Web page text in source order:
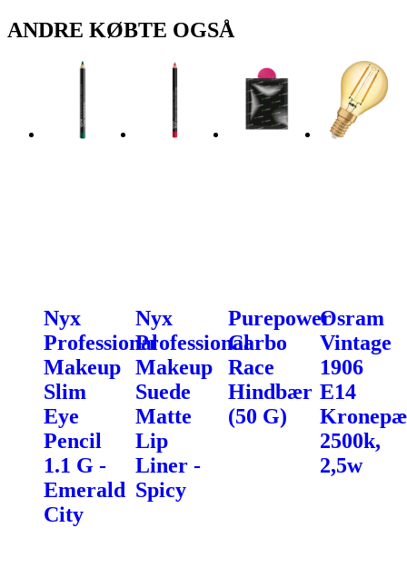
ANDRE KØBTE OGSÅ
Nyx
Professional
Makeup
Slim
Eye
Pencil
1.1 G -
Emerald
City
Nyx
Professional
Makeup
Suede
Matte
Lip
Liner -
Spicy
Purepower
Carbo
Race
Hindbær
(50 G)
Osram
Vintage
1906
E14
2500k,
2,5w